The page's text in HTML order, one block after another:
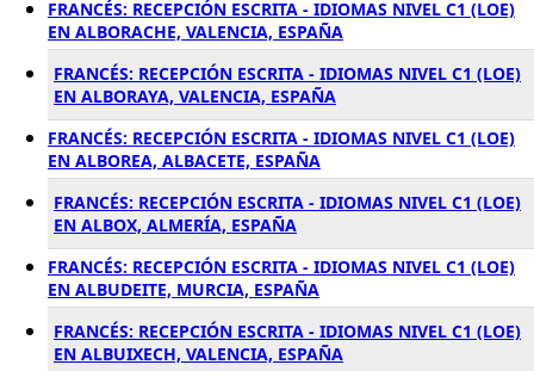
FRANCÉS: RECEPCIÓN ESCRITA - IDIOMAS NIVEL C1 (LOE)
EN ALBORACHE, VALENCIA, ESPAÑA
FRANCÉS: RECEPCIÓN ESCRITA - IDIOMAS NIVEL C1 (LOE)
EN ALBORAYA, VALENCIA, ESPAÑA
FRANCÉS: RECEPCIÓN ESCRITA - IDIOMAS NIVEL C1 (LOE)
EN ALBOREA, ALBACETE, ESPAÑA
FRANCÉS: RECEPCIÓN ESCRITA - IDIOMAS NIVEL C1 (LOE)
EN ALBOX, ALMERÍA, ESPAÑA
FRANCÉS: RECEPCIÓN ESCRITA - IDIOMAS NIVEL C1 (LOE)
EN ALBUDEITE, MURCIA, ESPAÑA
FRANCÉS: RECEPCIÓN ESCRITA - IDIOMAS NIVEL C1 (LOE)
EN ALBUIXECH, VALENCIA, ESPAÑA